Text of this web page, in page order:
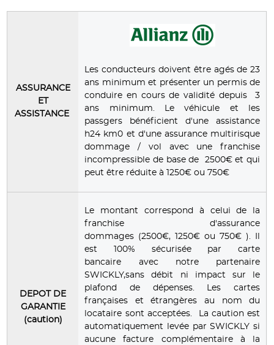
ASSURANCE
ET
ASSISTANCE
Les conducteurs doivent être agés de 23
ans minimum et présenter un permis de
conduire en cours de validité depuis 3
ans minimum. Le véhicule et les
passgers bénéficient d'une assistance
h24 km0 et d'une assurance multirisque
dommage / vol avec une franchise
incompressible de base de 2500€ et qui
peut être réduite à 1250€ ou 750€
DEPOT DE
GARANTIE
(caution)
Le montant correspond à celui de la
franchise d'assurance
dommages (2500€, 1250€ ou 750€ ). Il
est 100% sécurisée par carte
bancaire avec notre partenaire
SWICKLY,sans débit ni impact sur le
plafond de dépenses. Les cartes
françaises et étrangères au nom du
locataire sont acceptées. La caution est
automatiquement levée par SWICKLY si
aucune facture complémentaire à la